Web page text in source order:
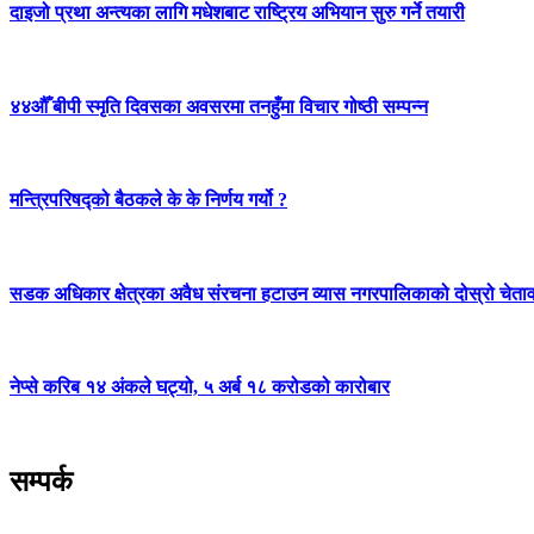
दाइजो प्रथा अन्त्यका लागि मधेशबाट राष्ट्रिय अभियान सुरु गर्ने तयारी
४४औँ बीपी स्मृति दिवसका अवसरमा तनहुँमा विचार गोष्ठी सम्पन्न
मन्त्रिपरिषद्को बैठकले के के निर्णय गर्यो ?
सडक अधिकार क्षेत्रका अवैध संरचना हटाउन व्यास नगरपालिकाको दोस्रो
नेप्से करिब १४ अंकले घट्यो, ५ अर्ब १८ करोडको कारोबार
सम्पर्क